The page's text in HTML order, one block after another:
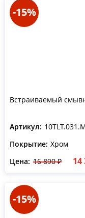
-15%
Встраиваемый
Артикул:
Покрытие: Хром
Цена: 16 890 ₽ 14
-15%